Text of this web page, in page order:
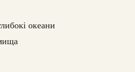
океани